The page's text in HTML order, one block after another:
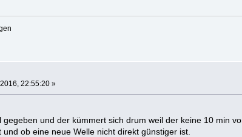
22:55:20 »
gegeben und der kümmert sich drum weil der keine 10 min
ob eine neue Welle nicht direkt günstiger ist.